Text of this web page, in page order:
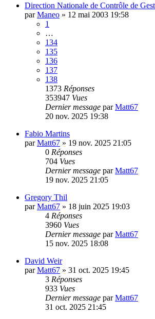
Direction Nationale de Contrôle de
parManeo » 12 mai 2003 19:58
1
…
134
135
136
137
138
1373 Réponses
353947 Vues
Dernier message parMatt67
20 nov. 2025 19:38
Fabio Martins
parMatt67 » 19 nov. 2025 21:05
0 Réponses
704 Vues
Dernier message parMatt67
19 nov. 2025 21:05
Gregory Thil
parMatt67 » 18 juin 2025 19:03
4 Réponses
3960 Vues
Dernier message parMatt67
15 nov. 2025 18:08
David Weir
parMatt67 » 31 oct. 2025 19:45
3 Réponses
933 Vues
Dernier message parMatt67
31 oct. 2025 21:45